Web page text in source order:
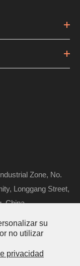
Zone, No.
Longgang Street,
China
Co., Ltd.
su
no utilizar
privacidad